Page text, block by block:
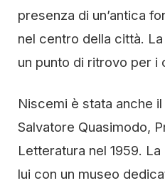
presenza di un’antica
nel centro della città.
un punto di ritrovo per i
Niscemi è stata anche
Salvatore Quasimodo,
Letteratura nel 1959.
lui con un museo